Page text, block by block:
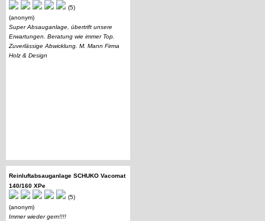
(5)
(anonym)
Super Absauganlage, übertrift unsere
Erwartungen. Beratung wie immer Top.
Zuverlässige Abwicklung. M. Mann Firma
Holz & Design
Reinluftabsauganlage SCHUKO Vacomat
140/160 XPe
(5)
(anonym)
Immer wieder gern!!!!